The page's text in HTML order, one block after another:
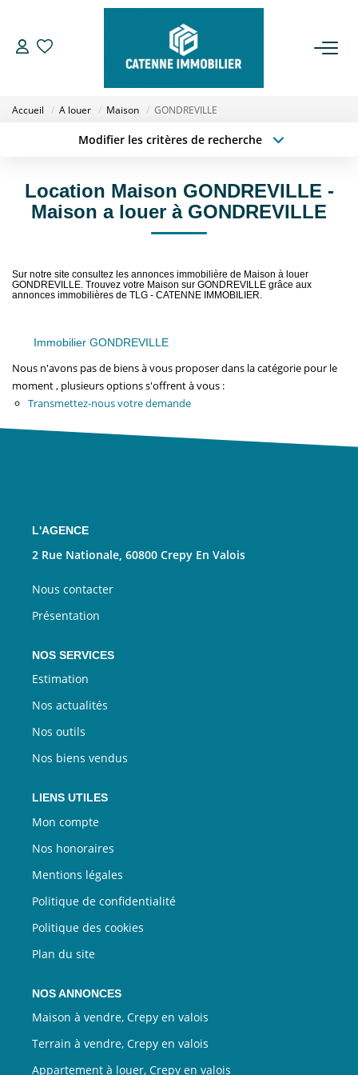
GESTION
NOTRE AGENCE
Notre Équipe
Nous Rejoindre
Accueil A louer Maison GONDREVILLE
Modifier les critères de recherche
Sélectionnez...
Type de bien
Surface min
Créer une alerte
Location Maison GONDREVILLE -
Maison a louer à GONDREVILLE
Sur notre site consultez les annonces immobilière de Maison à louer
GONDREVILLE. Trouvez votre Maison sur GONDREVILLE grâce aux
annonces immobilières de TLG - CATENNE IMMOBILIER.
Immobilier GONDREVILLE
Nous n'avons pas de biens à vous proposer dans la catégorie pour le
moment , plusieurs options s'offrent à vous :
Transmettez-nous votre demande
L'AGENCE
2 Rue Nationale, 60800 Crepy En Valois
Nous contacter
Présentation
NOS SERVICES
Estimation
Nos actualités
Nos outils
Nos biens vendus
LIENS UTILES
Mon compte
Nos honoraires
Mentions légales
Politique de confidentialité
Politique des cookies
Plan du site
NOS ANNONCES
Maison à vendre, Crepy en valois
Terrain à vendre, Crepy en valois
Appartement à louer, Crepy en valois